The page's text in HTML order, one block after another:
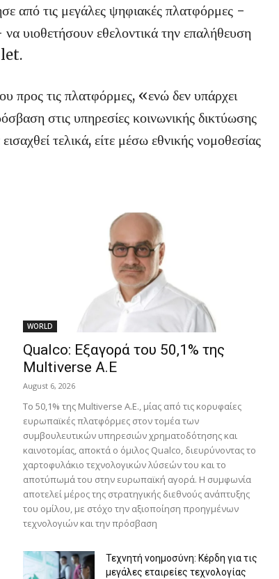
από τις μεγάλες ψηφιακές πλατφόρμες -
εθελοντικά την επαλήθευση
προς τις πλατφόρμες, «ενώ δεν υπάρχει
στις υπηρεσίες κοινωνικής δικτύωσης
τελικά, είτε μέσω εθνικής νομοθεσίας
WORLD
Qualco: Εξαγορά του 50,1% της
Multiverse A.E
August 6, 2026
Το 50,1% της Multiverse A.E., μίας από τις κορυφαίες
ευρωπαϊκές πλατφόρμες στον τομέα των
συμβουλευτικών υπηρεσιών χρηματοδότησης και
καινοτομίας, αποκτά ο όμιλος Qualco, διευρύνοντας το
χαρτοφυλάκιο τεχνολογικών λύσεών του και το
αποτύπωμά του στην ευρωπαϊκή αγορά. Η συμφωνία
αποτελεί μέρος της στρατηγικής διεθνούς ανάπτυξης
του ομίλου, με στόχο την αξιοποίηση προηγμένων
τεχνολογιών και την πρόσβαση
Τεχνητή νοημοσύνη: Κέρδη για τις
μεγάλες εταιρείες τεχνολογίας